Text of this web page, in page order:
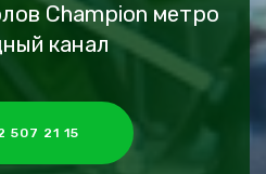
Champion метро
канал
507 21 15